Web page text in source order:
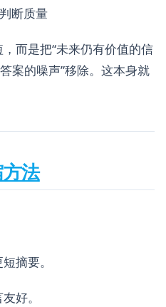
断质量
而是把“未来仍有价值的信
案的噪声”移除。这本身就
法
摘要。
好。